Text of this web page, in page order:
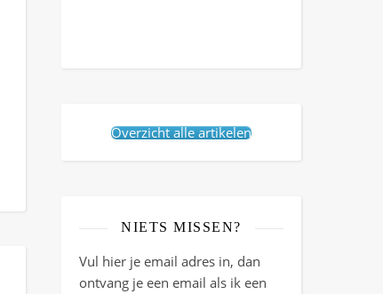
Overzicht alle artikelen
NIETS MISSEN?
Vul hier je email adres in, dan
ontvang je een email als ik een